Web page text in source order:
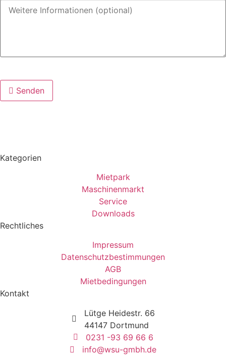
Senden
Kategorien
Mietpark
Maschinenmarkt
Service
Downloads
Rechtliches
Impressum
Datenschutzbestimmungen
AGB
Mietbedingungen
Kontakt
Lütge Heidestr. 66
44147 Dortmund
0231 -93 69 66 6
info@wsu-gmbh.de